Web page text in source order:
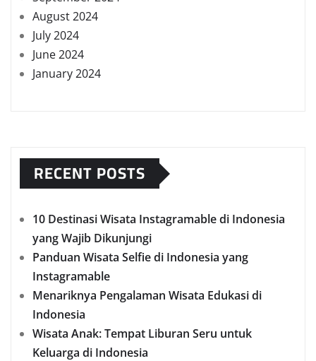
August 2024
July 2024
June 2024
January 2024
RECENT POSTS
10 Destinasi Wisata Instagramable di Indonesia
yang Wajib Dikunjungi
Panduan Wisata Selfie di Indonesia yang
Instagramable
Menariknya Pengalaman Wisata Edukasi di
Indonesia
Wisata Anak: Tempat Liburan Seru untuk
Keluarga di Indonesia